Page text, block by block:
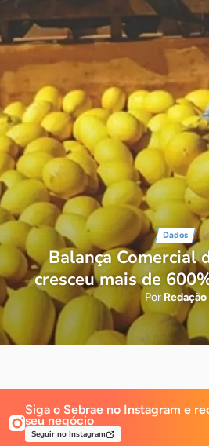
Dados
Balança Comercial
cresceu mais de
Por Redação
Siga o Sebrae no Instagram e
seu negócio
Seguir no Instagram